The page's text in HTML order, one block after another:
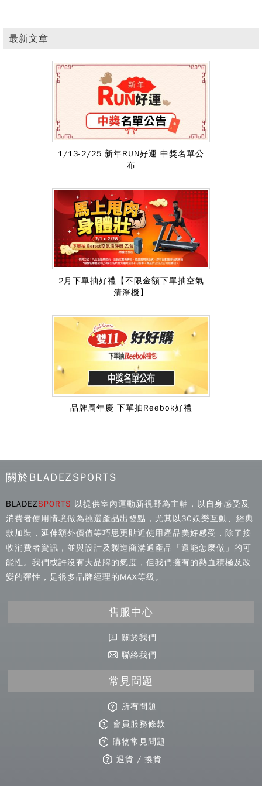
最新文章
1/13-2/25 新年RUN好運 中獎名單公
布
2月下單抽好禮【不限金額下單抽空氣
清淨機】
品牌周年慶 下單抽Reebok好禮
關於BLADEZSPORTS
BLADEZSPORTS 以提供室內運動新視野為主軸，以自身感受及
消費者使用情境做為挑選產品出發點，尤其以3C娛樂互動、經典
款加裝，延伸額外價值等巧思更貼近使用產品美好感受，除了接
收消費者資訊，並與設計及製造商溝通產品「還能怎麼做」的可
能性。我們或許沒有大品牌的氣度，但我們擁有的熱血積極及改
變的彈性，是很多品牌經理的MAX等級。
售服中心
關於我們
聯絡我們
常見問題
所有問題
會員服務條款
購物常見問題
退貨 / 換貨